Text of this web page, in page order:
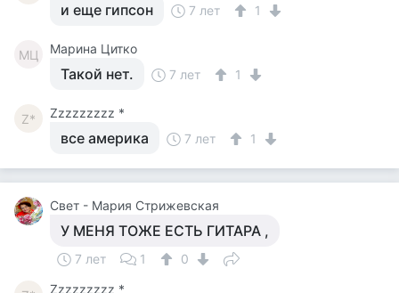
и еще гипсон 7 лет 1
МЦ Марина Цитко
Такой нет. 7 лет 1
Z* Zzzzzzzzz *
все америка 7 лет 1
Свет - Мария Стрижевская
У МЕНЯ ТОЖЕ ЕСТЬ ГИТАРА ,
7 лет 1 0
Zzzzzzzzz *